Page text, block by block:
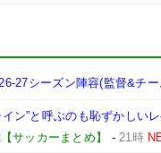
27シーズン陣容(監督&チ
イン”と呼ぶのも恥ずかしい
サッカーまとめ】 -21時